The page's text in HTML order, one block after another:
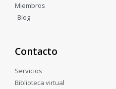
Miembros
Blog
Contacto
Servicios
Biblioteca virtual